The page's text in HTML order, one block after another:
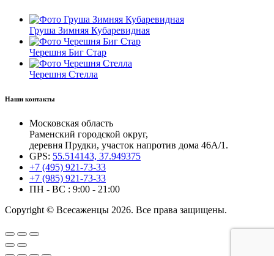
Груша Зимняя Кубаревидная
Черешня Биг Стар
Черешня Стелла
Наши контакты
Московская область
Раменский городской округ,
деревня Прудки, участок напротив дома 46А/1.
GPS: 55.514143, 37.949375
+7 (495) 921-73-33
+7 (985) 921-73-33
ПН - ВС : 9:00 - 21:00
Copyright © Всесаженцы 2026. Все права защищены.